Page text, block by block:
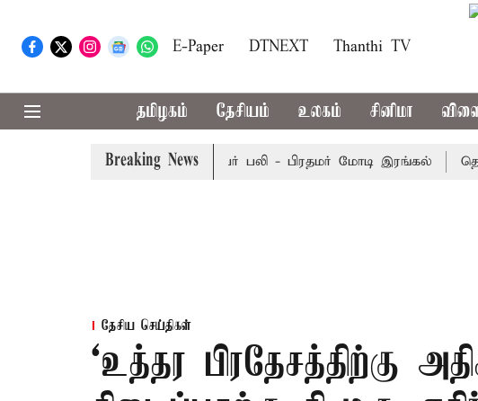
E-Paper DTNEXT Thanthi TV
தமிழகம் தேசியம் உலகம் சினிமா
Breaking News
பேருந்து விபத்து; 7 பேர் பலி - பிரதமர் மோடி இரங்கல்
தேசிய செய்திகள்
‘உத்தர பிரதேசத்திற்கு